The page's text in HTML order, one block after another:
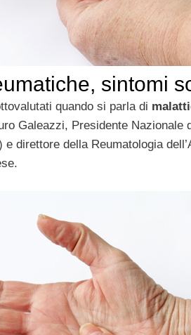
sintomi
quando si parla di
Galeazzi, Presidente Nazionale
e direttore della Reumatologia